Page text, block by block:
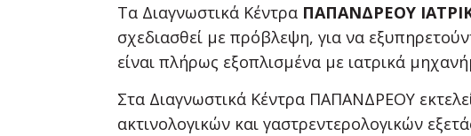
Τα Διαγνωστικά Κέντρα ΠΑΠΑΝΔΡΕΟΥ
σχεδιασθεί με πρόβλεψη, για να
είναι πλήρως εξοπλισμένα με ιατρικά
Στα Διαγνωστικά Κέντρα ΠΑΠΑΝΔΡΕΟΥ
ακτινολογικών και γαστρεντερολογικών